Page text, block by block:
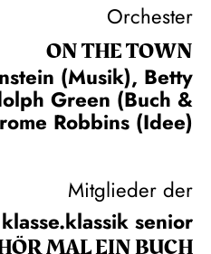
Orchester
ON THE TOWN
(Musik), Betty
Green (Buch &
Robbins (Idee)
Mitglieder der
klasse.klassik senior